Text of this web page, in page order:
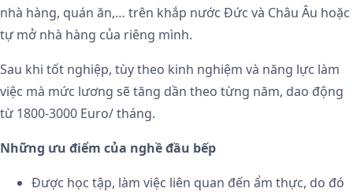
nhà hàng, quán ăn,… trên khắp nước Đức và Châu Âu hoặc
tự mở nhà hàng của riêng mình.
Sau khi tốt nghiệp, tùy theo kinh nghiệm và năng lực làm
việc mà mức lương sẽ tăng dần theo từng năm, dao động
từ 1800-3000 Euro/ tháng.
Những ưu điểm của nghề đầu bếp
Được học tập, làm việc liên quan đến ẩm thực, do đó